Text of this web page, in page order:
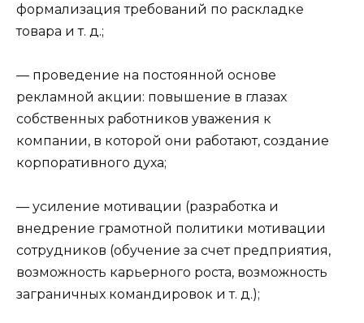
формализация требований по раскладке
товара и т. д.;
— проведение на постоянной основе
рекламной акции: повышение в глазах
собственных работников уважения к
компании, в которой они работают, создание
корпоративного духа;
— усиление мотивации (разработка и
внедрение грамотной политики мотивации
сотрудников (обучение за счет предприятия,
возможность карьерного роста, возможность
заграничных командировок и т. д.);